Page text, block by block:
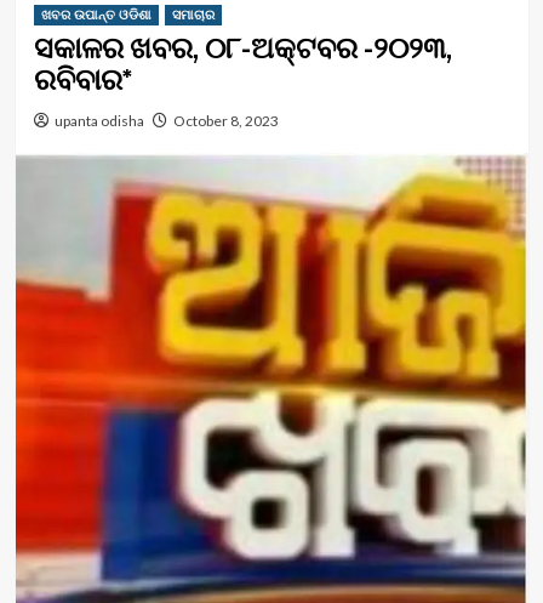
ଖବର ଉପାନ୍ତ ଓଡିଶା ସମାଚାର
ସକାଳର ଖବର, ୦୮-ଅକ୍ଟବର -୨୦୨୩,
ରବିବାର*
upanta odisha October 8, 2023